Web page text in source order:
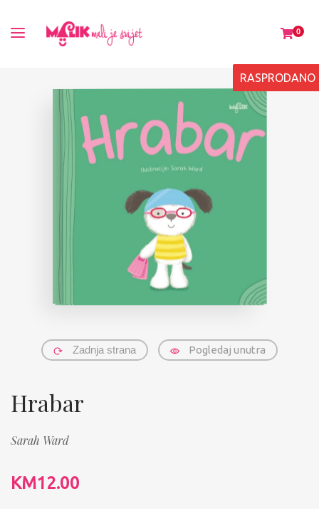
0
Zadnja strana Pogledaj unutra
RASPRODANO
Hrabar
Sarah Ward
KM12.00